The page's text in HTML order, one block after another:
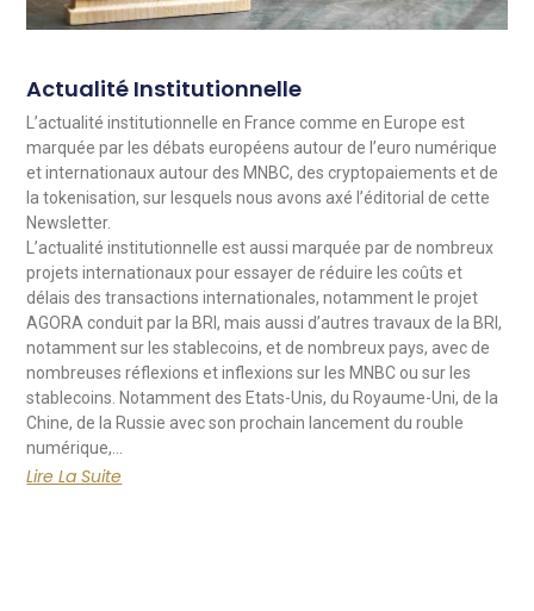
Actualité Institutionnelle
L’actualité institutionnelle en France comme en Europe est
marquée par les débats européens autour de l’euro numérique
et internationaux autour des MNBC, des cryptopaiements et de
la tokenisation, sur lesquels nous avons axé l’éditorial de cette
Newsletter.
L’actualité institutionnelle est aussi marquée par de nombreux
projets internationaux pour essayer de réduire les coûts et
délais des transactions internationales, notamment le projet
AGORA conduit par la BRI, mais aussi d’autres travaux de la BRI,
notamment sur les stablecoins, et de nombreux pays, avec de
nombreuses réflexions et inflexions sur les MNBC ou sur les
stablecoins. Notamment des Etats-Unis, du Royaume-Uni, de la
Chine, de la Russie avec son prochain lancement du rouble
numérique,…
Lire La Suite